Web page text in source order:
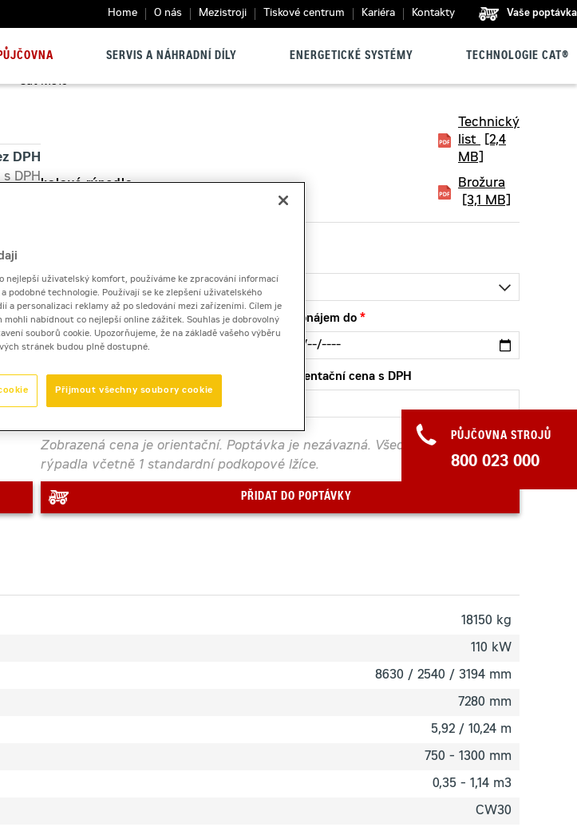
Home O nás Mezistroji Tiskové centrum Kariéra Kontakty Vaše poptávka
SERVIS A NÁHRADNÍ DÍLY ENERGETICKÉ SYSTÉMY TECHNOLOGIE CAT®
PŮJČOVNA STROJŮ
800 023 000
> Cat M316
DPH
s DPH
Kč
kolové rýpadlo
Technický
list
[2,4
MB]
Brožura
[3,1 MB]
Pronájem od Pronájem do
Počet dní Orientační cena s DPH
Zobrazená cena je orientační. Poptávka je nezávazná. Všechna kolová
rýpadla včetně 1 standardní podkopové lžíce.
PŘIDAT DO POPTÁVKY
18150 kg
110 kW
8630 / 2540 / 3194 mm
7280 mm
5,92 / 10,24 m
750 - 1300 mm
0,35 - 1,14 m3
CW30
nejlepší uživatelský komfort, používáme ke zpracování informací
podobné technologie. Používají se ke zlepšení uživatelského
a personalizaci reklamy až po sledování mezi zařízeními. Cílem je
nabídnout co nejlepší online zážitek. Souhlas je dobrovolný
souborů cookie. Upozorňujeme, že na základě vašeho výběru
stránek budou plně dostupné.
Přijmout všechny soubory cookie